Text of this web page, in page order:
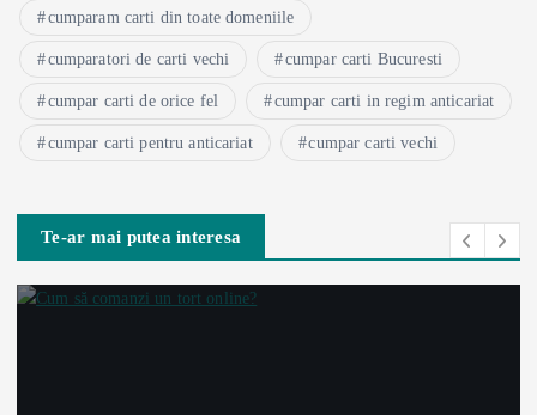
cumparam carti din toate domeniile
cumparatori de carti vechi cumpar carti Bucuresti
cumpar carti de orice fel cumpar carti in regim anticariat
cumpar carti pentru anticariat cumpar carti vechi
Te-ar mai putea interesa